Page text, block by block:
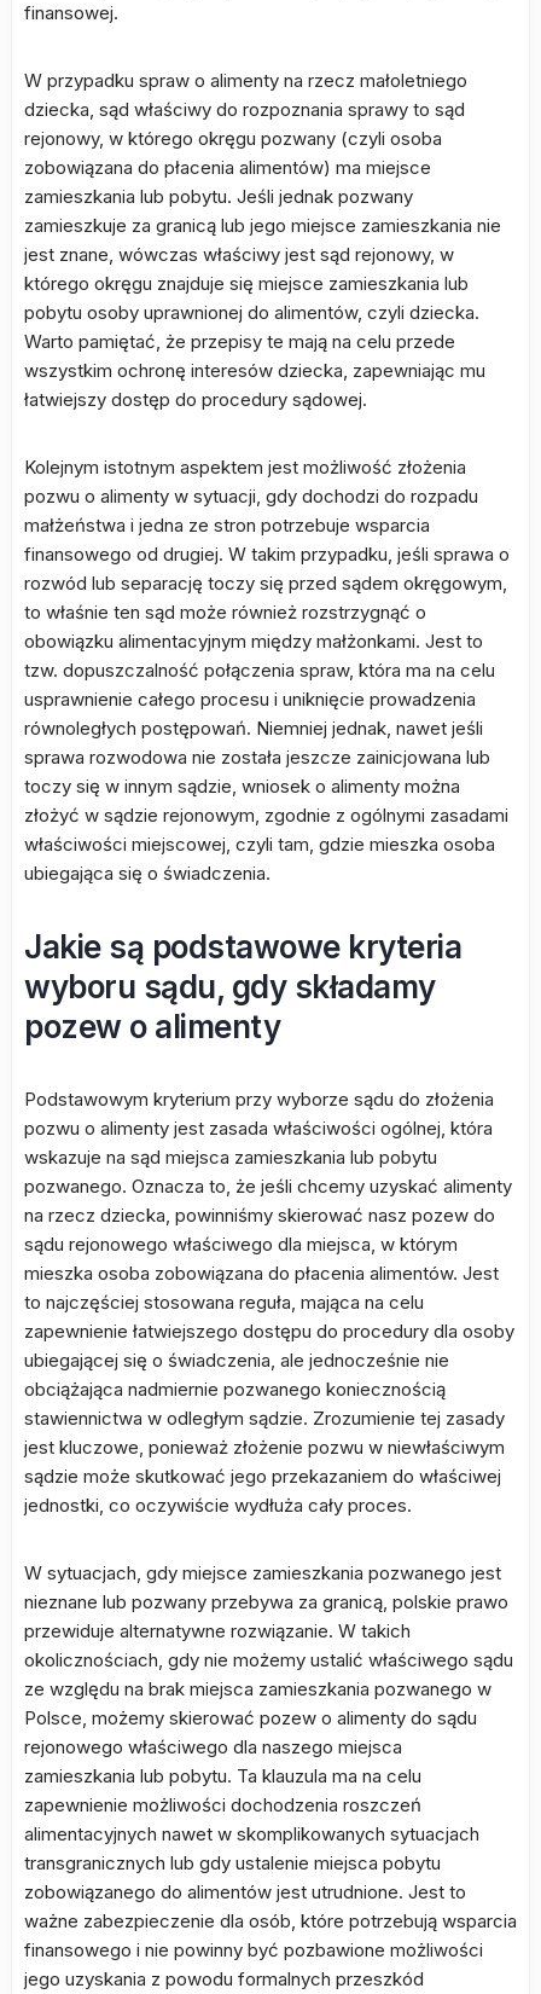
finansowej.
W przypadku spraw o alimenty na rzecz małoletniego
dziecka, sąd właściwy do rozpoznania sprawy to sąd
rejonowy, w którego okręgu pozwany (czyli osoba
zobowiązana do płacenia alimentów) ma miejsce
zamieszkania lub pobytu. Jeśli jednak pozwany
zamieszkuje za granicą lub jego miejsce zamieszkania nie
jest znane, wówczas właściwy jest sąd rejonowy, w
którego okręgu znajduje się miejsce zamieszkania lub
pobytu osoby uprawnionej do alimentów, czyli dziecka.
Warto pamiętać, że przepisy te mają na celu przede
wszystkim ochronę interesów dziecka, zapewniając mu
łatwiejszy dostęp do procedury sądowej.
Kolejnym istotnym aspektem jest możliwość złożenia
pozwu o alimenty w sytuacji, gdy dochodzi do rozpadu
małżeństwa i jedna ze stron potrzebuje wsparcia
finansowego od drugiej. W takim przypadku, jeśli sprawa o
rozwód lub separację toczy się przed sądem okręgowym,
to właśnie ten sąd może również rozstrzygnąć o
obowiązku alimentacyjnym między małżonkami. Jest to
tzw. dopuszczalność połączenia spraw, która ma na celu
usprawnienie całego procesu i uniknięcie prowadzenia
równoległych postępowań. Niemniej jednak, nawet jeśli
sprawa rozwodowa nie została jeszcze zainicjowana lub
toczy się w innym sądzie, wniosek o alimenty można
złożyć w sądzie rejonowym, zgodnie z ogólnymi zasadami
właściwości miejscowej, czyli tam, gdzie mieszka osoba
ubiegająca się o świadczenia.
Jakie są podstawowe kryteria
wyboru sądu, gdy składamy
pozew o alimenty
Podstawowym kryterium przy wyborze sądu do złożenia
pozwu o alimenty jest zasada właściwości ogólnej, która
wskazuje na sąd miejsca zamieszkania lub pobytu
pozwanego. Oznacza to, że jeśli chcemy uzyskać alimenty
na rzecz dziecka, powinniśmy skierować nasz pozew do
sądu rejonowego właściwego dla miejsca, w którym
mieszka osoba zobowiązana do płacenia alimentów. Jest
to najczęściej stosowana reguła, mająca na celu
zapewnienie łatwiejszego dostępu do procedury dla osoby
ubiegającej się o świadczenia, ale jednocześnie nie
obciążająca nadmiernie pozwanego koniecznością
stawiennictwa w odległym sądzie. Zrozumienie tej zasady
jest kluczowe, ponieważ złożenie pozwu w niewłaściwym
sądzie może skutkować jego przekazaniem do właściwej
jednostki, co oczywiście wydłuża cały proces.
W sytuacjach, gdy miejsce zamieszkania pozwanego jest
nieznane lub pozwany przebywa za granicą, polskie prawo
przewiduje alternatywne rozwiązanie. W takich
okolicznościach, gdy nie możemy ustalić właściwego sądu
ze względu na brak miejsca zamieszkania pozwanego w
Polsce, możemy skierować pozew o alimenty do sądu
rejonowego właściwego dla naszego miejsca
zamieszkania lub pobytu. Ta klauzula ma na celu
zapewnienie możliwości dochodzenia roszczeń
alimentacyjnych nawet w skomplikowanych sytuacjach
transgranicznych lub gdy ustalenie miejsca pobytu
zobowiązanego do alimentów jest utrudnione. Jest to
ważne zabezpieczenie dla osób, które potrzebują wsparcia
finansowego i nie powinny być pozbawione możliwości
jego uzyskania z powodu formalnych przeszkód